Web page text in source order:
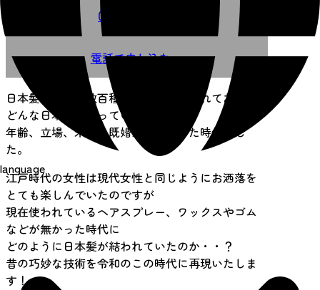
language
0222233427
電話で申し込む
日本髪の髪型は数百種類もあると言われており、
どんな日本髪を結っているかで
年齢、立場、未婚、既婚かが分かった時代でし
た。
江戸時代の女性は現代女性と同じようにお洒落を
とても楽しんでいたのですが
現在使われているヘアスプレー、ワックスやゴム
などが無かった時代に
どのように日本髪が結われていたのか・・？
昔の巧妙な技術を令和のこの時代に再現いたしま
す！